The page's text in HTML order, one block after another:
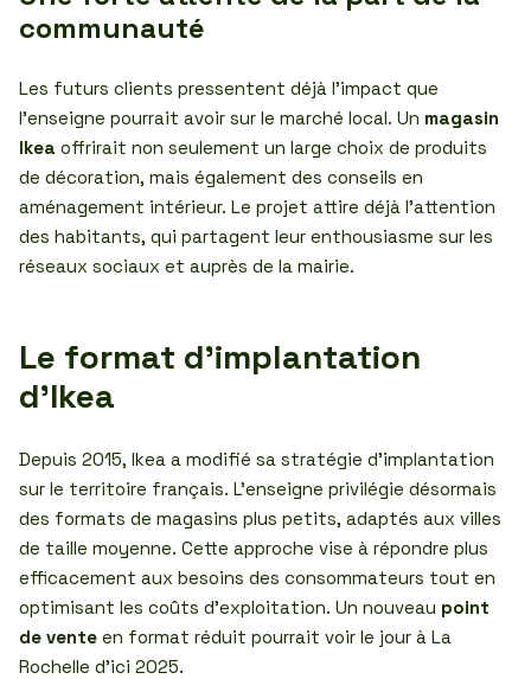
communauté
Les futurs clients pressentent déjà l’impact que
l’enseigne pourrait avoir sur le marché local. Un magasin
Ikea offrirait non seulement un large choix de produits
de décoration, mais également des conseils en
aménagement intérieur. Le projet attire déjà l’attention
des habitants, qui partagent leur enthousiasme sur les
réseaux sociaux et auprès de la mairie.
Le format d’implantation
d’Ikea
Depuis 2015, Ikea a modifié sa stratégie d’implantation
sur le territoire français. L’enseigne privilégie désormais
des formats de magasins plus petits, adaptés aux villes
de taille moyenne. Cette approche vise à répondre plus
efficacement aux besoins des consommateurs tout en
optimisant les coûts d’exploitation. Un nouveau point
de vente en format réduit pourrait voir le jour à La
Rochelle d’ici 2025.